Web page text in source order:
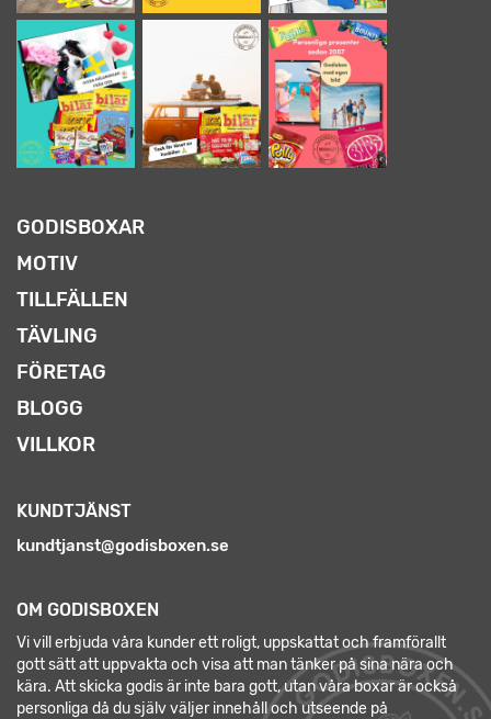
GODISBOXAR
MOTIV
TILLFÄLLEN
TÄVLING
FÖRETAG
BLOGG
VILLKOR
KUNDTJÄNST
kundtjanst@godisboxen.se
OM GODISBOXEN
Vi vill erbjuda våra kunder ett roligt, uppskattat och framförallt
gott sätt att uppvakta och visa att man tänker på sina nära och
kära. Att skicka godis är inte bara gott, utan våra boxar är också
personliga då du själv väljer innehåll och utseende på